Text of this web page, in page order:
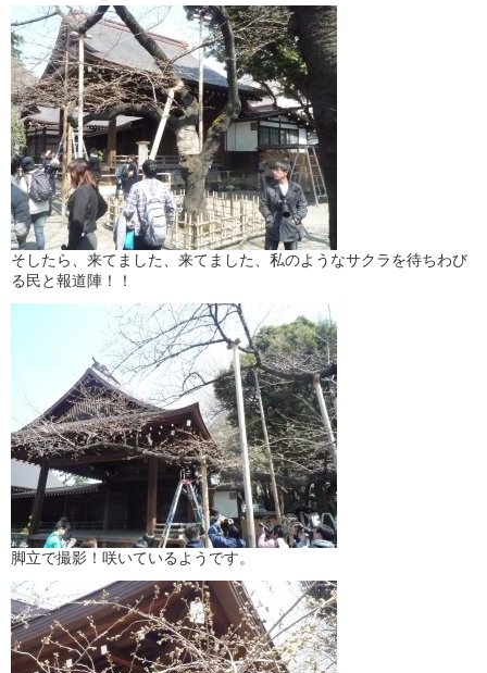
そしたら、来てました、来てました、私のようなサクラを待ちわび
る民と報道陣！！
脚立で撮影！咲いているようです。